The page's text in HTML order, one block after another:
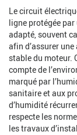
Le circuit
ligne protégée
adapté, souvent
afin d’assurer
stable du moteur.
compte de
marqué par
sanitaire et aux
d’humidité
respecte les
les travaux